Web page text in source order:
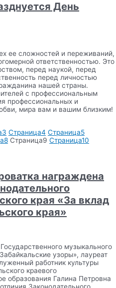
День
ее сложностей и переживаний,
ответственностью. Это
перед наукой, перед
перед личностью
нашей страны.
с профессиональным
профессиональных и
мира вам и вашим близким!
3 Страница4 Страница5
8 Страница9 Страница10
награждена
края «За вклад
края»
музыкального
узоры», лауреат
работник культуры
краевого
образования Галина Петровна